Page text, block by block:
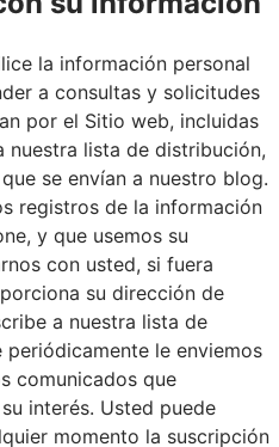
la información personal
a consultas y solicitudes
por el Sitio web, incluidas
nuestra lista de distribución,
se envían a nuestro blog.
registros de la información
y que usemos su
con usted, si fuera
su dirección de
a nuestra lista de
le enviemos
comunicados que
interés. Usted puede
momento la suscripción